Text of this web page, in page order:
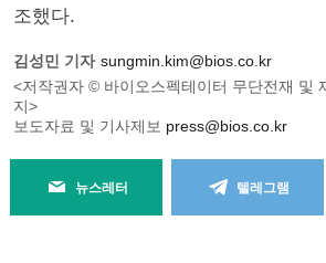
조했다.
김성민 기자 sungmin.kim@bios.co.kr
<저작권자 © 바이오스펙테이터 무단전재 및
지>
보도자료 및 기사제보 press@bios.co.kr
뉴스레터 텔레그램